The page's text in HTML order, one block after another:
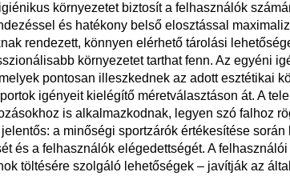
környezetet biztosít a felhasználók
és hatékony belső elosztással
rendezett, könnyen elérhető tárolási
környezetet tarthat fenn. Az egyéni
pontosan illeszkednek az adott esztétikai
igényeit kielégítő méretválasztáson át. A
is alkalmazkodnak, legyen szó falhoz
a minőségi sportzárók értékesítése
és a felhasználók elégedettségét. A
töltésére szolgáló lehetőségek – javítják az